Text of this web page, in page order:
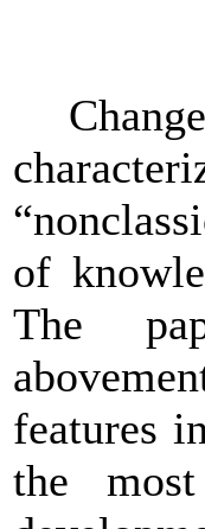
of
The
features
the